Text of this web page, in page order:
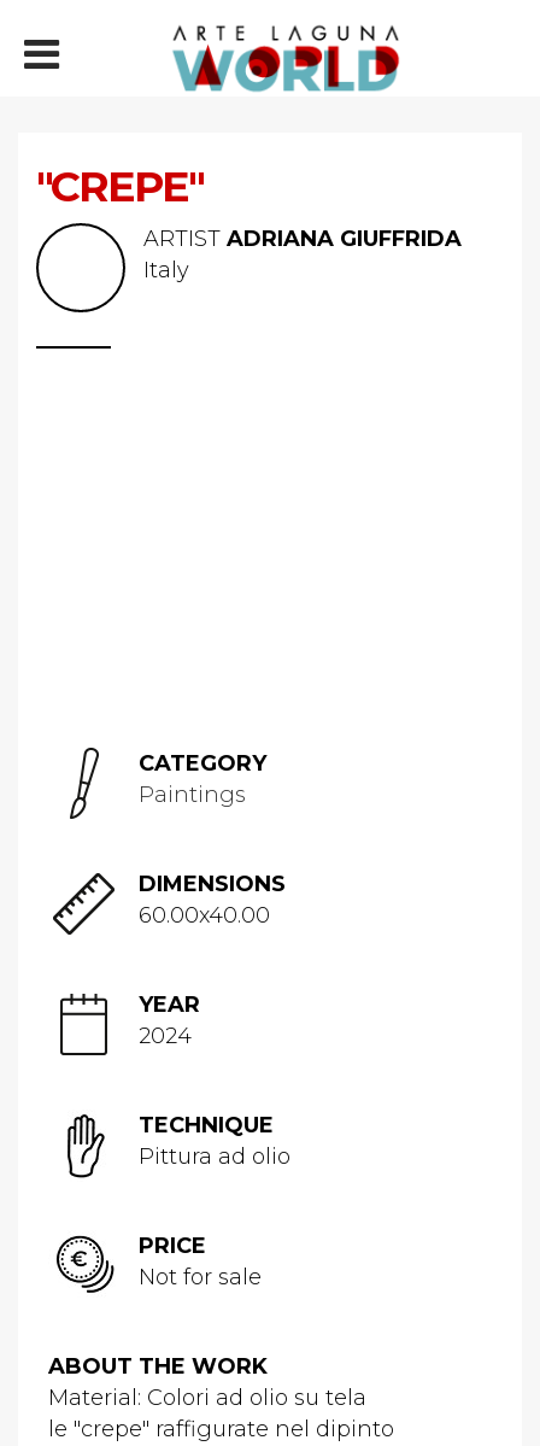
"CREPE"
ARTIST ADRIANA GIUFFRIDA
Italy
CATEGORY
Paintings
DIMENSIONS
60.00x40.00
YEAR
2024
TECHNIQUE
Pittura ad olio
PRICE
Not for sale
ABOUT THE WORK
Material: Colori ad olio su tela
le "crepe" raffigurate nel dipinto